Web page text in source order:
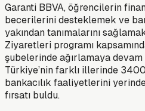
Garanti BBVA, öğrencilerin
becerilerini desteklemek ve
yakından tanımalarını
Ziyaretleri programı
şubelerinde ağırlamaya
Türkiye’nin farklı illerinde
bankacılık faaliyetlerini
fırsatı buldu.